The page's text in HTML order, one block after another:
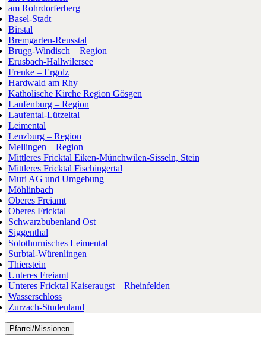
am Rohrdorferberg
Basel-Stadt
Birstal
Bremgarten-Reusstal
Brugg-Windisch – Region
Erusbach-Hallwilersee
Frenke – Ergolz
Hardwald am Rhy
Katholische Kirche Region Gösgen
Laufenburg – Region
Laufental-Lützeltal
Leimental
Lenzburg – Region
Mellingen – Region
Mittleres Fricktal Eiken-Münchwilen-Sisseln, Stein
Mittleres Fricktal Fischingertal
Muri AG und Umgebung
Möhlinbach
Oberes Freiamt
Oberes Fricktal
Schwarzbubenland Ost
Siggenthal
Solothurnisches Leimental
Surbtal-Würenlingen
Thierstein
Unteres Freiamt
Unteres Fricktal Kaiseraugst – Rheinfelden
Wasserschloss
Zurzach-Studenland
Pfarrei/Missionen